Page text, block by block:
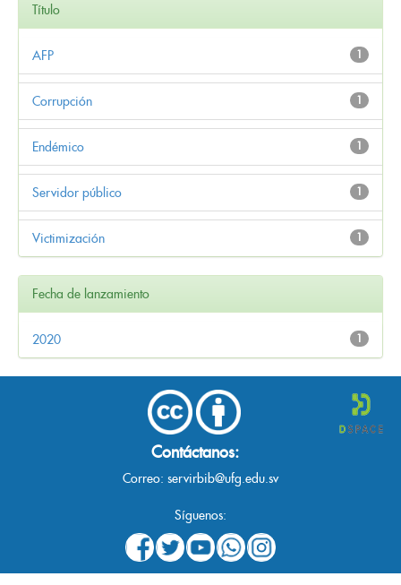
Título
1
AFP
1
Corrupción
1
Endémico
1
Servidor público
1
Victimización
Fecha de lanzamiento
1
2020
Contáctanos:
Correo: servirbib@ufg.edu.sv
Síguenos: